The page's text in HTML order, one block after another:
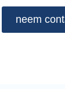
neem